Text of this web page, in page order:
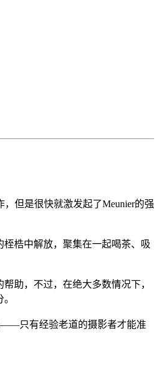
，但是很快就激发起了Meunier的强
梏中解放，聚集在一起喝茶、吸
助，不过，在绝大多数情况下，
——只有经验老道的摄影者才能准